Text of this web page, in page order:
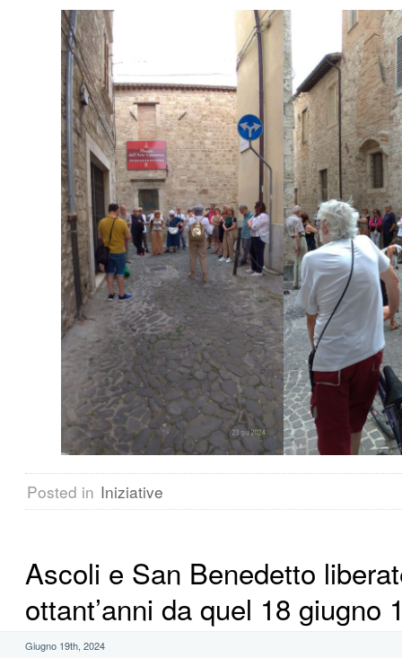
Posted in Iniziative
Ascoli e San Benedetto
ottant’anni da quel 18 giugno
Giugno 19th, 2024